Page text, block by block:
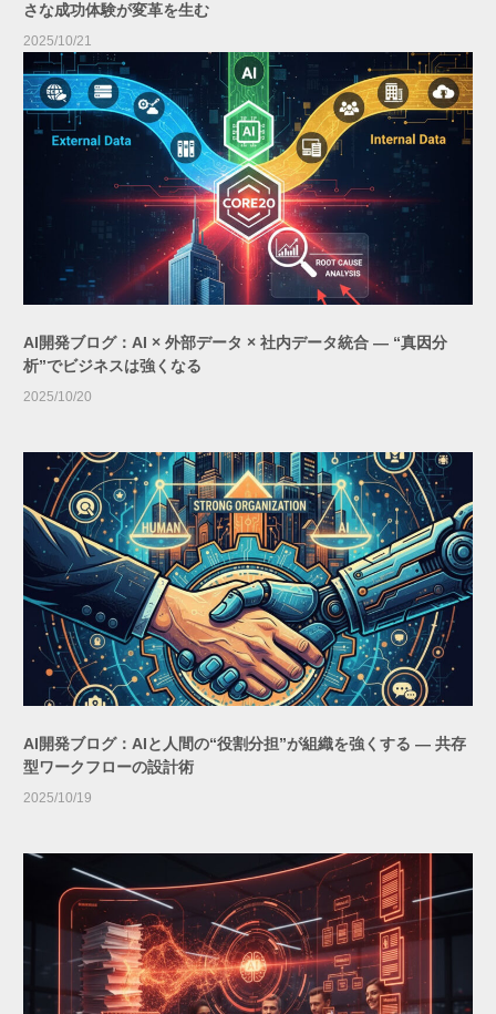
さな成功体験が変革を生む
2025/10/21
AI開発ブログ：AI × 外部データ × 社内データ統合 ― “真因分
析”でビジネスは強くなる
2025/10/20
AI開発ブログ：AIと人間の“役割分担”が組織を強くする ― 共存
型ワークフローの設計術
2025/10/19